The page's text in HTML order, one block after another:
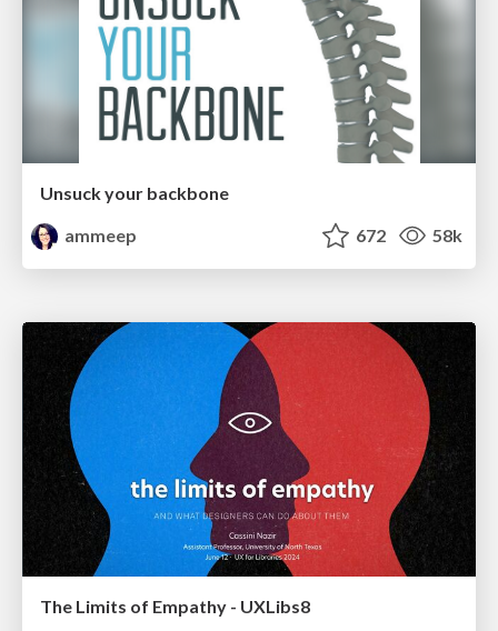
Unsuck your backbone
ammeep
672 58k
The Limits of Empathy - UXLibs8